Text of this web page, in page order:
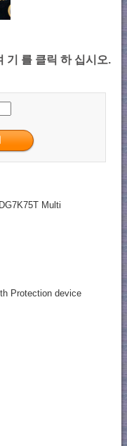
기 를 클릭 하 십시오.
Multi
Protection device